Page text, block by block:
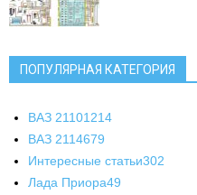
ПОПУЛЯРНАЯ КАТЕГОРИЯ
ВАЗ 21101214
ВАЗ 2114679
Интересные статьи302
Лада Приора49